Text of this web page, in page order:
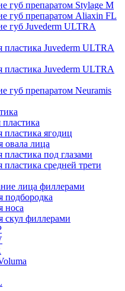
губ препаратом Stylage M
губ препаратом Aliaxin FL
губ Juvederm ULTRA
пластика Juvederm ULTRA
пластика Juvederm ULTRA
губ препаратом Neuramis
пластика ягодиц
овала лица
пластика под глазами
пластика средней трети
лица филлерами
подбородка
носа
скул филлерами